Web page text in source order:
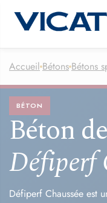
Accueil Bétons Bétons
BÉTON
Béton
Défiperf
Défiperf Chaussée est